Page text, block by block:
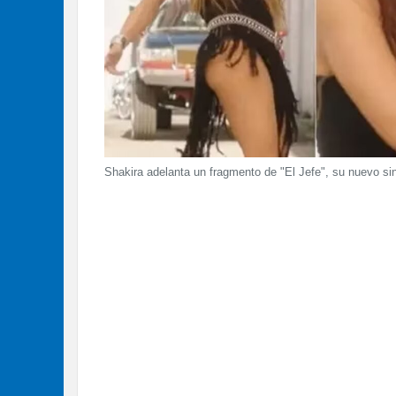
Shakira adelanta un fragmento de "El Jefe", su nuevo